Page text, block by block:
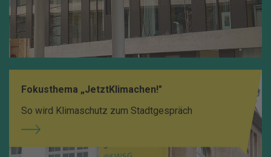
Fokusthema „JetztKlimachen!"
So wird Klimaschutz zum Stadtgespräch